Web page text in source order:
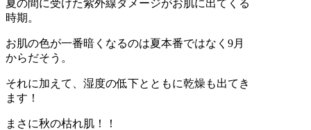
夏の間に受けた紫外線ダメージがお肌に出てくる
時期。
お肌の色が一番暗くなるのは夏本番ではなく9月
からだそう。
それに加えて、湿度の低下とともに乾燥も出てき
ます！
まさに秋の枯れ肌！！